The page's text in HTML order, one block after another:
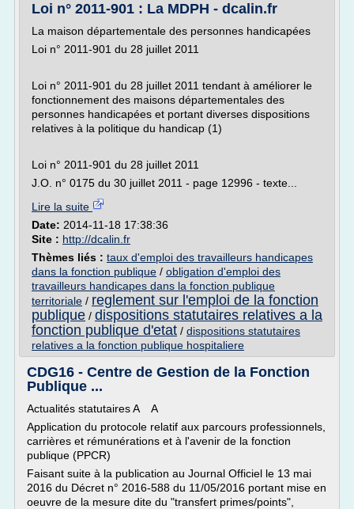
Loi n° 2011-901 : La MDPH - dcalin.fr
La maison départementale des personnes handicapées
Loi n° 2011-901 du 28 juillet 2011
Loi n° 2011-901 du 28 juillet 2011 tendant à améliorer le
fonctionnement des maisons départementales des
personnes handicapées et portant diverses dispositions
relatives à la politique du handicap (1)
Loi n° 2011-901 du 28 juillet 2011
J.O. n° 0175 du 30 juillet 2011 - page 12996 - texte...
Lire la suite
Date: 2014-11-18 17:38:36
Site : http://dcalin.fr
Thèmes liés : taux d'emploi des travailleurs handicapes
dans la fonction publique / obligation d'emploi des
travailleurs handicapes dans la fonction publique
territoriale / reglement sur l'emploi de la fonction
publique / dispositions statutaires relatives a la
fonction publique d'etat / dispositions statutaires
relatives a la fonction publique hospitaliere
CDG16 - Centre de Gestion de la Fonction
Publique ...
Actualités statutaires A A
Application du protocole relatif aux parcours professionnels,
carrières et rémunérations et à l'avenir de la fonction
publique (PPCR)
Faisant suite à la publication au Journal Officiel le 13 mai
2016 du Décret n° 2016-588 du 11/05/2016 portant mise en
oeuvre de la mesure dite du "transfert primes/points",